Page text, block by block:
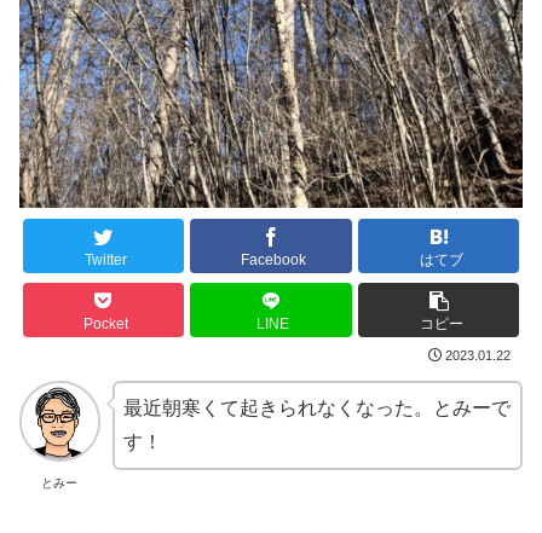
Twitter Facebook はてブ
Pocket LINE コピー
2023.01.22
とみー
最近朝寒くて起きられなくなった。とみーで
す！